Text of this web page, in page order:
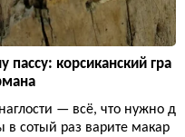
корсиканский гра
— всё, что нужно д
в сотый раз варите макар